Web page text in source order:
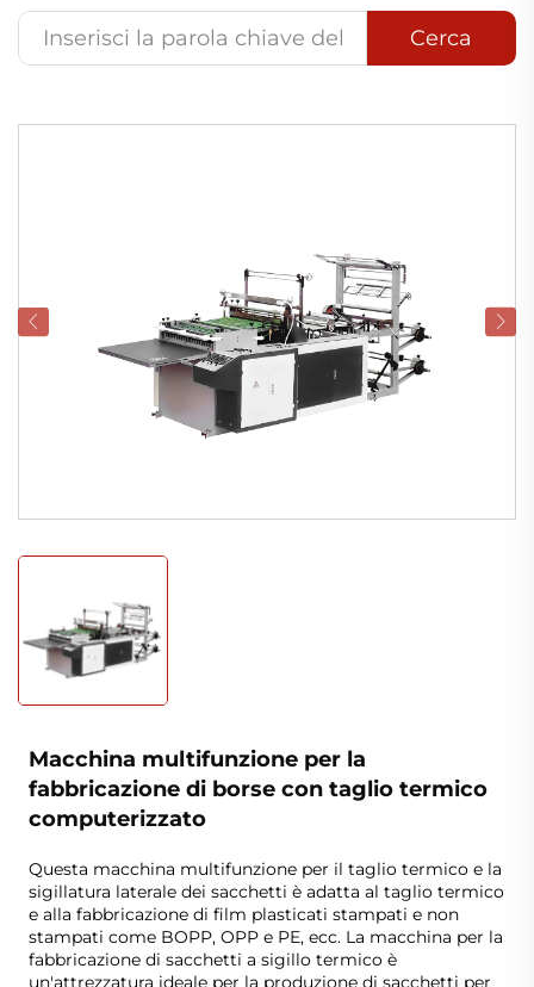
Cerca
Macchina multifunzione per la
fabbricazione di borse con taglio termico
computerizzato
Questa macchina multifunzione per il taglio termico e la
sigillatura laterale dei sacchetti è adatta al taglio termico
e alla fabbricazione di film plasticati stampati e non
stampati come BOPP, OPP e PE, ecc. La macchina per la
fabbricazione di sacchetti a sigillo termico è